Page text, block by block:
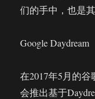
们的手中，也是
Google Daydream
在2017年5月的
会推出基于